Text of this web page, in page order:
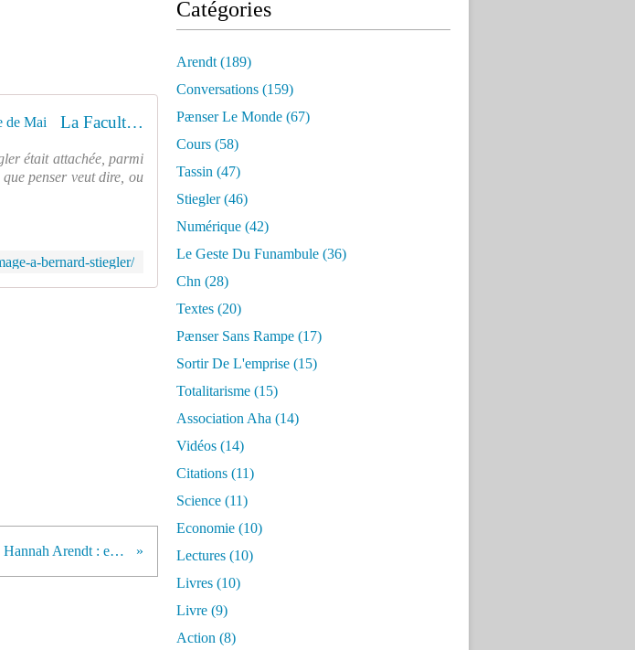
La Faculté de rêver. Hommage à Bernard Stiegler - Friche la Belle de Mai
était attachée, parmi
penser veut dire, ou
a-bernard-stiegler/
Penser avec Hannah Arendt : entretien
Catégories
Arendt (189)
Conversations (159)
Pænser Le Monde (67)
Cours (58)
Tassin (47)
Stiegler(46)
Numérique (42)
Le Geste Du Funambule (36)
Chn (28)
Textes (20)
Pænser Sans Rampe (17)
Sortir De L'emprise (15)
Totalitarisme (15)
Association Aha (14)
Vidéos (14)
Citations (11)
Science (11)
Economie (10)
Lectures (10)
Livres (10)
Livre (9)
Action (8)